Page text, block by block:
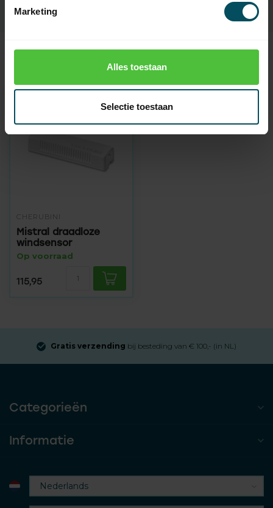
Marketing
Alles toestaan
Selectie toestaan
Recent bekeken
CHERUBINI
Mistral draadloze
windsensor
Op voorraad
115,95
Gratis verzending bij besteding van € 100,- (in NL)
Categorieën
Informatie